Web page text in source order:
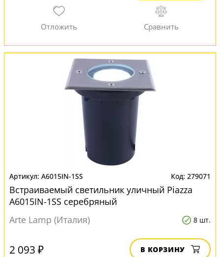
A6015IN-1SS 279071
Встраиваемый светильник уличный Piazza
A6015IN-1SS серебряный
Arte Lamp (Италия)
8 шт.
2 093 ₽ В КОРЗИНУ